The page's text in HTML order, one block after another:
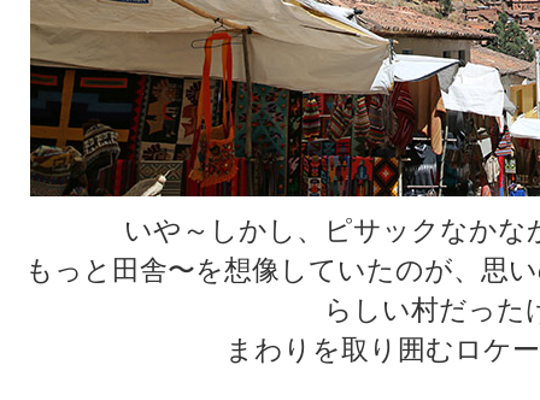
いや～しかし、ピサックなかな
もっと田舎〜を想像していたのが、思
らしい村だった
まわりを取り囲むロケ